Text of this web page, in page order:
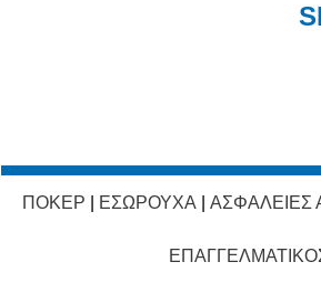
ΠΟΚΕΡ ΕΣΩΡΟΥΧΑ ΑΣΦΑΛΕΙΕΣ